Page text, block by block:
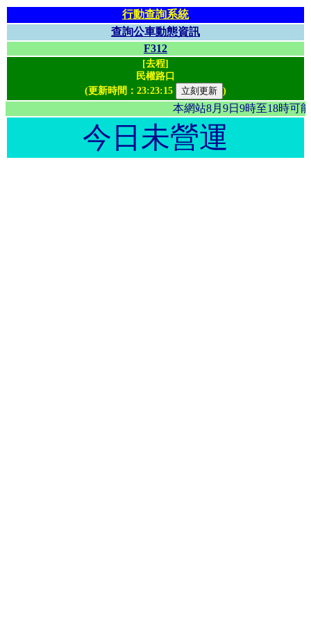
行動查詢系統
查詢公車動態資訊
F312
[去程]
民權路口
(更新時間： 23:23:15 )
本網站8月9日9時至18
今日未營運